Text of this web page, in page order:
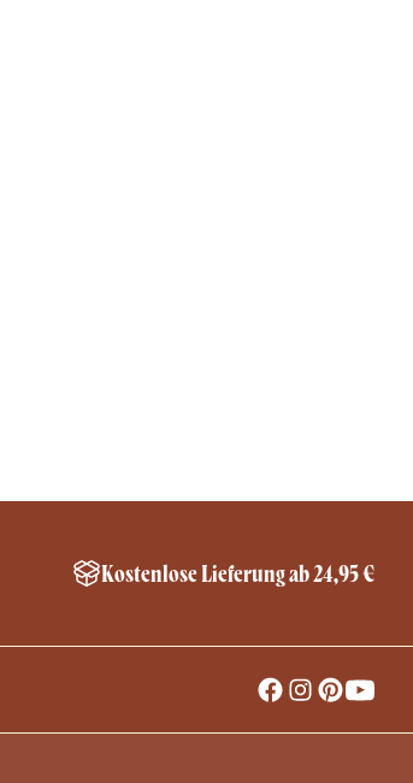
Kostenlose Lieferung ab 24,95 €